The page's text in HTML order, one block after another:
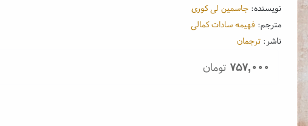
نویسنده: جاسمین لی کوری
مترجم: فهیمه سادات کمالی
ناشر: ترجمان
۷۵۷,۰۰۰ تومان